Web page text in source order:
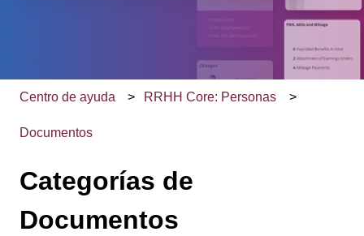
No hay sugerencias porque el campo de búsqueda
Centro de ayuda RRHH Core: Personas
Documentos
Categorías de
Documentos